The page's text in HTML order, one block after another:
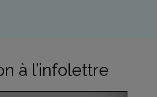
à l’infolettre